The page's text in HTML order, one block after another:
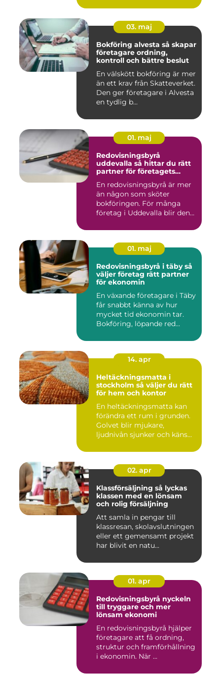
03. maj
Bokföring alvesta så skapar
företagare ordning,
kontroll och bättre beslut
En välskött bokföring är mer
än ett krav från Skatteverket.
Den ger företagare i Alvesta
en tydlig b...
01. maj
Redovisningsbyrå
uddevalla så hittar du rätt
partner för företagets
En redovisningsbyrå är mer
än någon som sköter
bokföringen. För många
företag i Uddevalla blir den
01. maj
Redovisningsbyrå i täby så
väljer företag rätt partner
för ekonomin
En växande företagare i Täby
får snabbt känna av hur
mycket tid ekonomin tar.
Bokföring, löpande red...
14. apr
Heltäckningsmatta i
stockholm så väljer du rätt
för hem och kontor
En heltäckningsmatta kan
förändra ett rum i grunden.
Golvet blir mjukare,
ljudnivån sjunker och käns...
02. apr
Klassförsäljning så lyckas
klassen med en lönsam
och rolig försäljning
Att samla in pengar till
klassresan, skolavslutningen
eller ett gemensamt projekt
har blivit en natu...
01. apr
Redovisningsbyrå nyckeln
till tryggare och mer
lönsam ekonomi
En redovisningsbyrå hjälper
företagare att få ordning,
struktur och framförhållning
i ekonomin. När ...